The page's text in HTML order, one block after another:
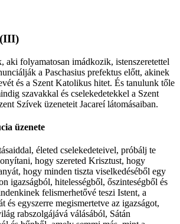
(III)
aki folyamatosan imádkozik, istenszeretettel
a Paschasius prefektus előtt, akinek
és a Szent Katolikus hitet. És tanulunk tőle
szavakkal és cselekedetekkel a Szent
Szívek üzeneteit Jacareí látomásaiban.
üzenete
életed cselekedeteivel, próbálj te
hogy szereted Krisztust, hogy
hogy minden tiszta viselkedéséből egy
igazságból, hitelességből, őszinteségből és
felismerhetővé teszi Istent, a
és egyszerre megismertetve az igazságot,
rabszolgájává válásából, Sátán